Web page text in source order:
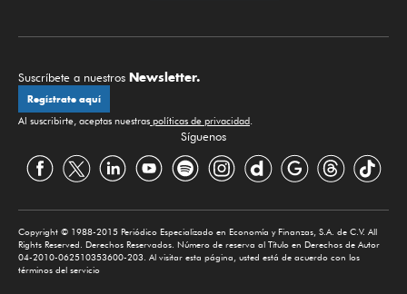
Suscríbete a nuestros Newsletter.
Regístrate aquí
Al suscribirte, aceptas nuestras políticas de privacidad
Síguenos
Copyright © 1988-2015 Periódico Especializado en Economía y Finanzas, S.A. de C.V. All
Rights Reserved. Derechos Reservados. Número de reserva al Título en Derechos de Autor
04-2010-062510353600-203. Al visitar esta página, usted está de acuerdo con los
términos del servicio